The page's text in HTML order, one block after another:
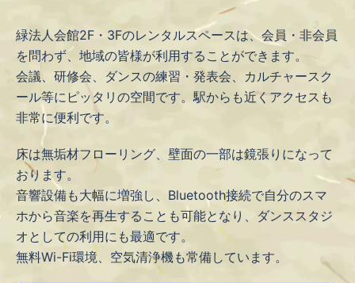
緑法人会館2F・3Fのレンタルスペースは、会員・非会員
を問わず、地域の皆様が利用することができます。
会議、研修会、ダンスの練習・発表会、カルチャースク
ール等にピッタリの空間です。駅からも近くアクセスも
非常に便利です。
床は無垢材フローリング、壁面の一部は鏡張りになって
おります。
音響設備も大幅に増強し、Bluetooth接続で自分のスマ
ホから音楽を再生することも可能となり、ダンススタジ
オとしての利用にも最適です。
無料Wi-Fi環境、空気清浄機も常備しています。